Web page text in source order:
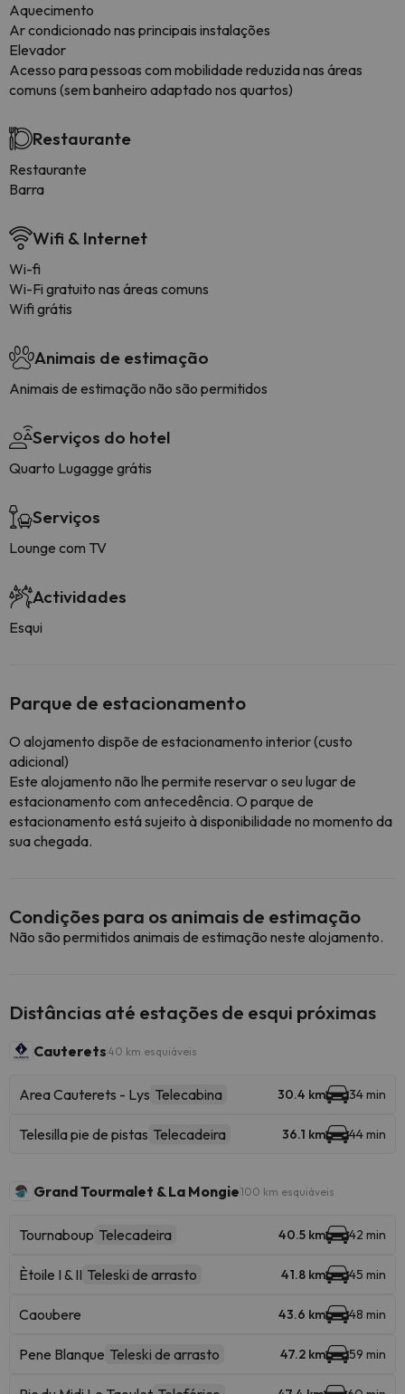
Aquecimento
Ar condicionado nas principais instalações
Elevador
Acesso para pessoas com mobilidade reduzida nas áreas
comuns (sem banheiro adaptado nos quartos)
Restaurante
Restaurante
Barra
Wifi & Internet
Wi-fi
Wi-Fi gratuito nas áreas comuns
Wifi grátis
Animais de estimação
Animais de estimação não são permitidos
Serviços do hotel
Quarto Lugagge grátis
Serviços
Lounge com TV
Actividades
Esqui
Parque de estacionamento
O alojamento dispõe de estacionamento interior (custo
adicional)
Este alojamento não lhe permite reservar o seu lugar de
estacionamento com antecedência. O parque de
estacionamento está sujeito à disponibilidade no momento da
sua chegada.
Condições para os animais de estimação
Não são permitidos animais de estimação neste alojamento.
Distâncias até estações de esqui próximas
Cauterets 40 km esquiáveis
Area Cauterets - Lys Telecabina 30.4 km 34 min
Telesilla pie de pistas Telecadeira 36.1 km 44 min
Grand Tourmalet & La Mongie100 km esquiáveis
Tournaboup Telecadeira 40.5 km 42 min
Ètoile I & II Teleski de arrasto 41.8 km 45 min
Caoubere 43.6 km 48 min
Pene Blanque Teleski de arrasto 47.2 km 59 min